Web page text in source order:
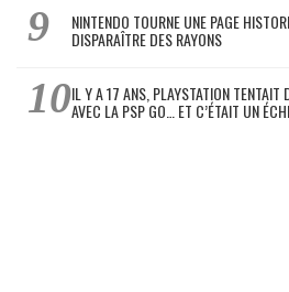
NINTENDO TOURNE UNE PAGE
DISPARAÎTRE DES RAYONS
IL Y A 17 ANS, PLAYSTATION TENTAIT
AVEC LA PSP GO… ET C’ÉTAIT UN